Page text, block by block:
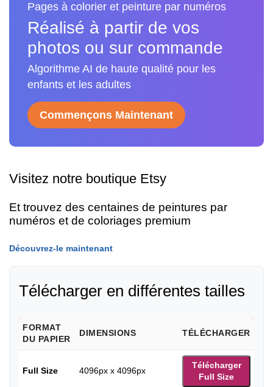
Pages à colorier et peinture par numéros
Réalisé à partir de vos
photos ou sur commande
Algorithme AI de haute qualité pour les
enfants et les adultes
Commençons Maintenant
Visitez notre boutique Etsy
Et trouvez des centaines de peintures par
numéros et de coloriages premium
Découvrez-le maintenant
Télécharger en différentes tailles
FORMAT
DU PAPIER
DIMENSIONS TÉLÉCHARGER
Full Size 4096px x 4096px
Télécharger
Full Size